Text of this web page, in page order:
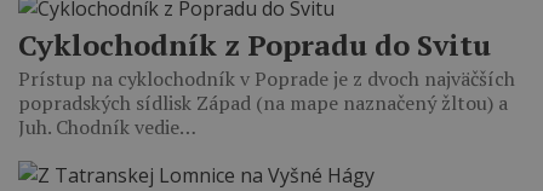
Cyklochodník z Popradu do Svitu
Prístup na cyklochodník v Poprade je z dvoch najväčších
popradských sídlisk Západ (na mape naznačený žltou) a
Juh. Chodník vedie…